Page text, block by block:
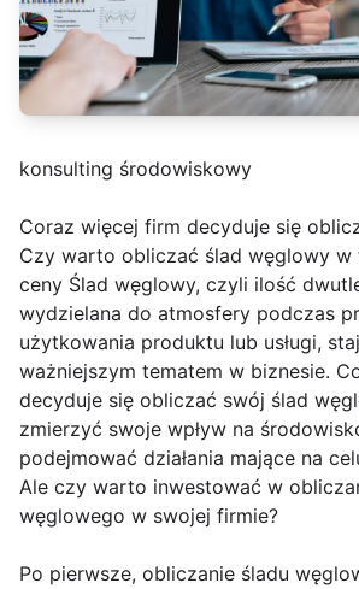
konsulting środowiskowy
Coraz więcej firm decyduje się
Czy warto obliczać ślad węglowy w
ceny Ślad węglowy, czyli ilość
wydzielana do atmosfery podczas
użytkowania produktu lub usługi,
ważniejszym tematem w biznesie.
decyduje się obliczać swój ślad
zmierzyć swoje wpływ na
podejmować działania mające na
Ale czy warto inwestować w
węglowego w swojej firmie?
Po pierwsze, obliczanie śladu